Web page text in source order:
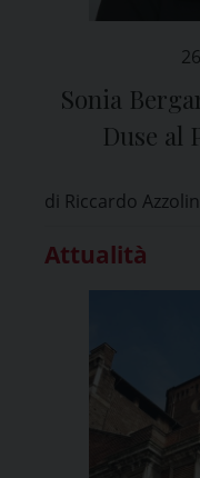
Sonia
Duse al
di Riccardo Azzolini
Attualità